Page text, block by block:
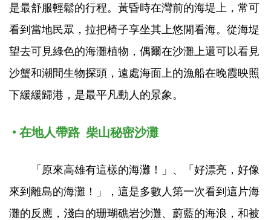
是最舒服輕鬆的行程。黃昏時在灣前的海堤上，常可
看到當地民眾，拉把椅子享坐其上悠閒看海。從海堤
望去可見綠色的海灘植物，偶爾在沙灘上還可以看見
沙蟹和潮間生物探頭，遠處海面上的漁船在晚霞映照
下緩緩歸港，是最平凡動人的景象。
• 在地人帶路 柴山秘密沙灘
「原來高雄有這樣的海灘！」、「好漂亮，好像
來到離島的海灘！」，這是多數人第一次看到這片海
灘的反應，淺白的珊瑚礁岩沙灘、蔚藍的海浪，和被